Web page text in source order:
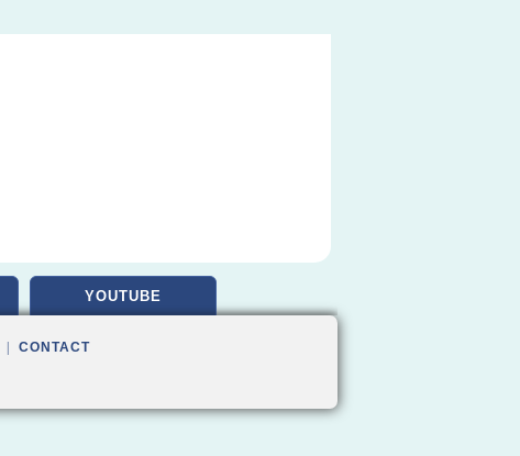
YOUTUBE
CONTACT